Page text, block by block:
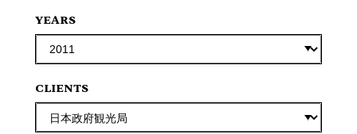
YEARS
CLIENTS